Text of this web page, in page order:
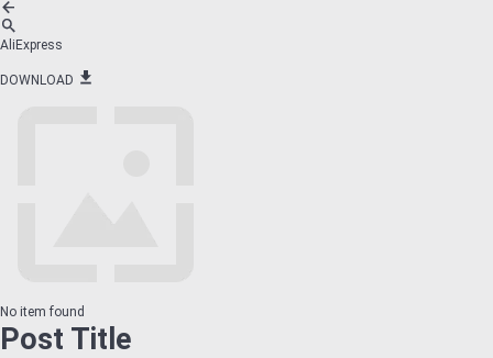
AliExpress
DOWNLOAD
No item found
Post Title